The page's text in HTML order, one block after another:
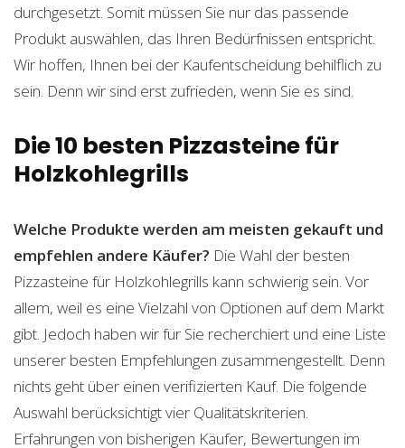
durchgesetzt. Somit müssen Sie nur das passende
Produkt auswählen, das Ihren Bedürfnissen entspricht.
Wir hoffen, Ihnen bei der Kaufentscheidung behilflich zu
sein. Denn wir sind erst zufrieden, wenn Sie es sind.
Die 10 besten Pizzasteine für
Holzkohlegrills
Welche Produkte werden am meisten gekauft und
empfehlen andere Käufer? Die Wahl der besten
Pizzasteine für Holzkohlegrills kann schwierig sein. Vor
allem, weil es eine Vielzahl von Optionen auf dem Markt
gibt. Jedoch haben wir für Sie recherchiert und eine Liste
unserer besten Empfehlungen zusammengestellt. Denn
nichts geht über einen verifizierten Kauf. Die folgende
Auswahl berücksichtigt vier Qualitätskriterien.
Erfahrungen von bisherigen Käufer, Bewertungen im